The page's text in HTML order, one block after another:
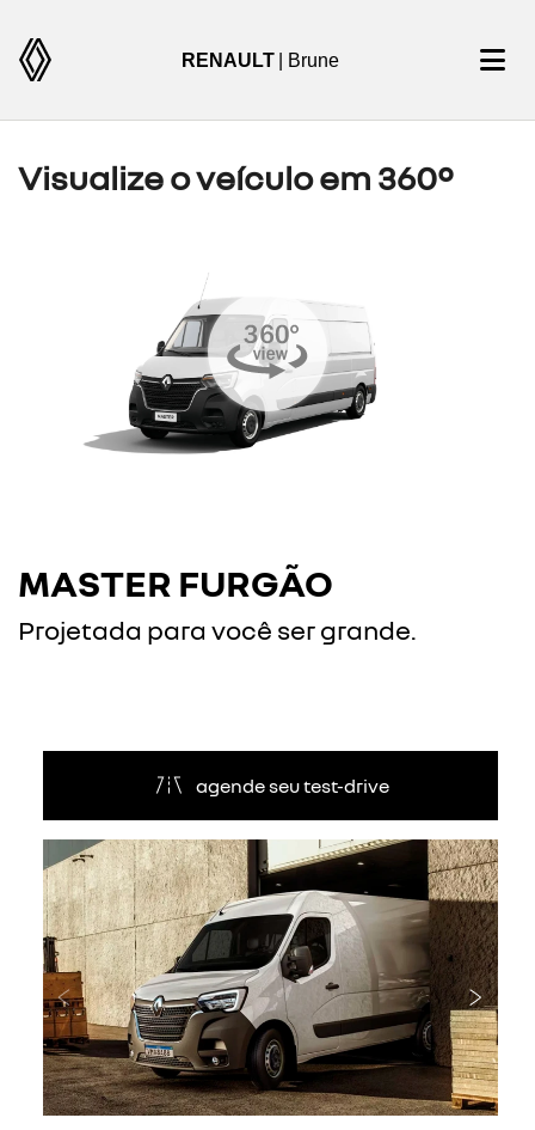
RENAULT | Brune
Visualize o veículo em 360°
MASTER FURGÃO
Projetada para você ser grande.
agende seu test-drive
Anterior